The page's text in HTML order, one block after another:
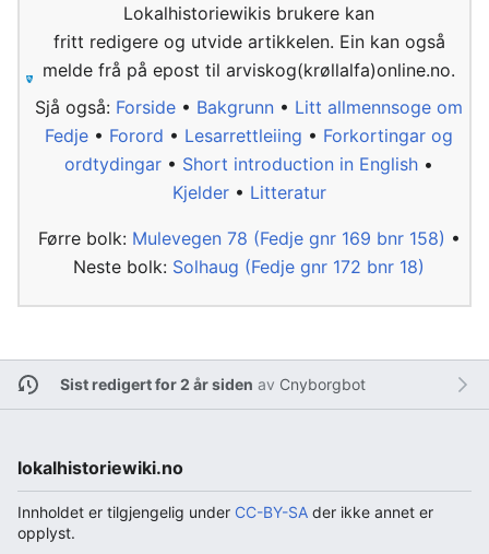
Lokalhistoriewikis brukere kan
fritt redigere og utvide artikkelen. Ein kan også
melde frå på epost til arviskog(krøllalfa)online.no.
Sjå også: Forside • Bakgrunn • Litt allmennsoge om
Fedje • Forord • Lesarrettleiing • Forkortingar og
ordtydingar • Short introduction in English •
Kjelder• Litteratur
Førre bolk: Mulevegen 78 (Fedje gnr 169 bnr 158) •
Neste bolk: Solhaug (Fedje gnr 172 bnr 18)
Sist redigert for 2 år siden av Cnyborgbot
lokalhistoriewiki.no
Innholdet er tilgjengelig under CC-BY-SA der ikke annet er
opplyst.